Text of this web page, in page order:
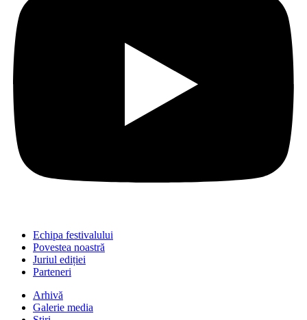
Echipa festivalului
Povestea noastră
Juriul ediției
Parteneri
Arhivă
Galerie media